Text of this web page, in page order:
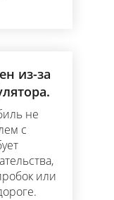
из-за
не
с
или